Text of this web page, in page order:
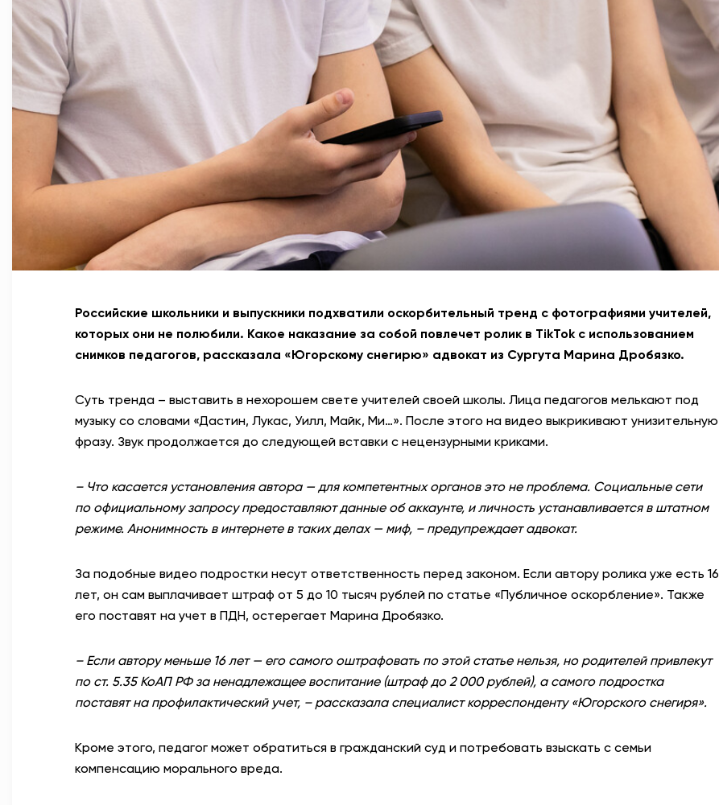
ОФИЦИАЛЬНО
81,41 94,06
Российские школьники и выпускники подхватили оскорбительный тренд с фотографиями учителей,
которых они не полюбили. Какое наказание за собой повлечет ролик в TikTok с использованием
снимков педагогов, рассказала «Югорскому снегирю» адвокат из Сургута Марина Дробязко.
Суть тренда – выставить в нехорошем свете учителей своей школы. Лица педагогов мелькают под
музыку со словами «Дастин, Лукас, Уилл, Майк, Ми…». После этого на видео выкрикивают унизительную
фразу. Звук продолжается до следующей вставки с нецензурными криками.
– Что касается установления автора — для компетентных органов это не проблема. Социальные сети
по официальному запросу предоставляют данные об аккаунте, и личность устанавливается в штатном
режиме. Анонимность в интернете в таких делах — миф, – предупреждает адвокат.
За подобные видео подростки несут ответственность перед законом. Если автору ролика уже есть 16
лет, он сам выплачивает штраф от 5 до 10 тысяч рублей по статье «Публичное оскорбление». Также
его поставят на учет в ПДН, остерегает Марина Дробязко.
– Если автору меньше 16 лет — его самого оштрафовать по этой статье нельзя, но родителей привлекут
по ст. 5.35 КоАП РФ за ненадлежащее воспитание (штраф до 2 000 рублей), а самого подростка
поставят на профилактический учет, – рассказала специалист корреспонденту «Югорского снегиря».
Кроме этого, педагог может обратиться в гражданский суд и потребовать взыскать с семьи
компенсацию морального вреда.